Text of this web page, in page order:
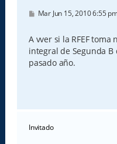
M
s
a
j
e
Mar Jun 15, 2010 6:55
A vver si la RFEF
integral de Segunda
pasado año.
Invitado